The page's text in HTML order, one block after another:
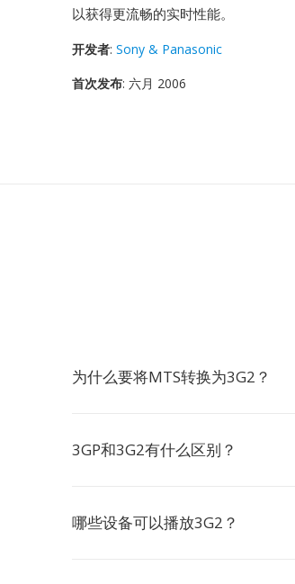
以获得更流畅的实时性能。
开发者: Sony & Panasonic
首次发布: 六月 2006
为什么要将MTS转换为3G2？
3GP和3G2有什么区别？
哪些设备可以播放3G2？